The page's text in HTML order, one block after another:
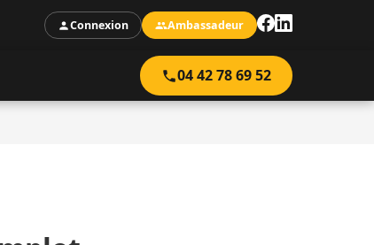
Connexion Ambassadeur
04 42 78 69 52